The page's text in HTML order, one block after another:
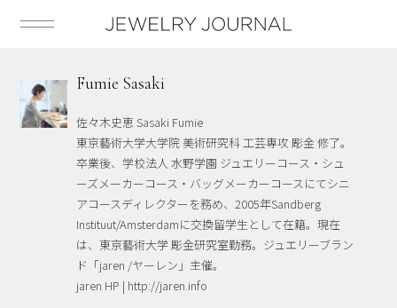
Fumie Sasaki
佐々木史恵 Sasaki Fumie
東京藝術大学大学院 美術研究科 工芸専攻 彫金 修了。
卒業後、学校法人 水野学園 ジュエリーコース・シュ
ーズメーカーコース・バッグメーカーコースにてシニ
アコースディレクターを務め、2005年Sandberg
Instituut/Amsterdamに交換留学生として在籍。現在
は、東京藝術大学 彫金研究室勤務。ジュエリーブラン
ド「jaren /ヤーレン」主催。
jaren HP | http://jaren.info